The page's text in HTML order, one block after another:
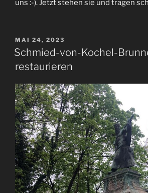
uns :-). Jetzt stehen sie und tragen
VERÖFFENTLICHT
AM
MAI 24, 2023
Schmied-von-Kochel-
restaurieren